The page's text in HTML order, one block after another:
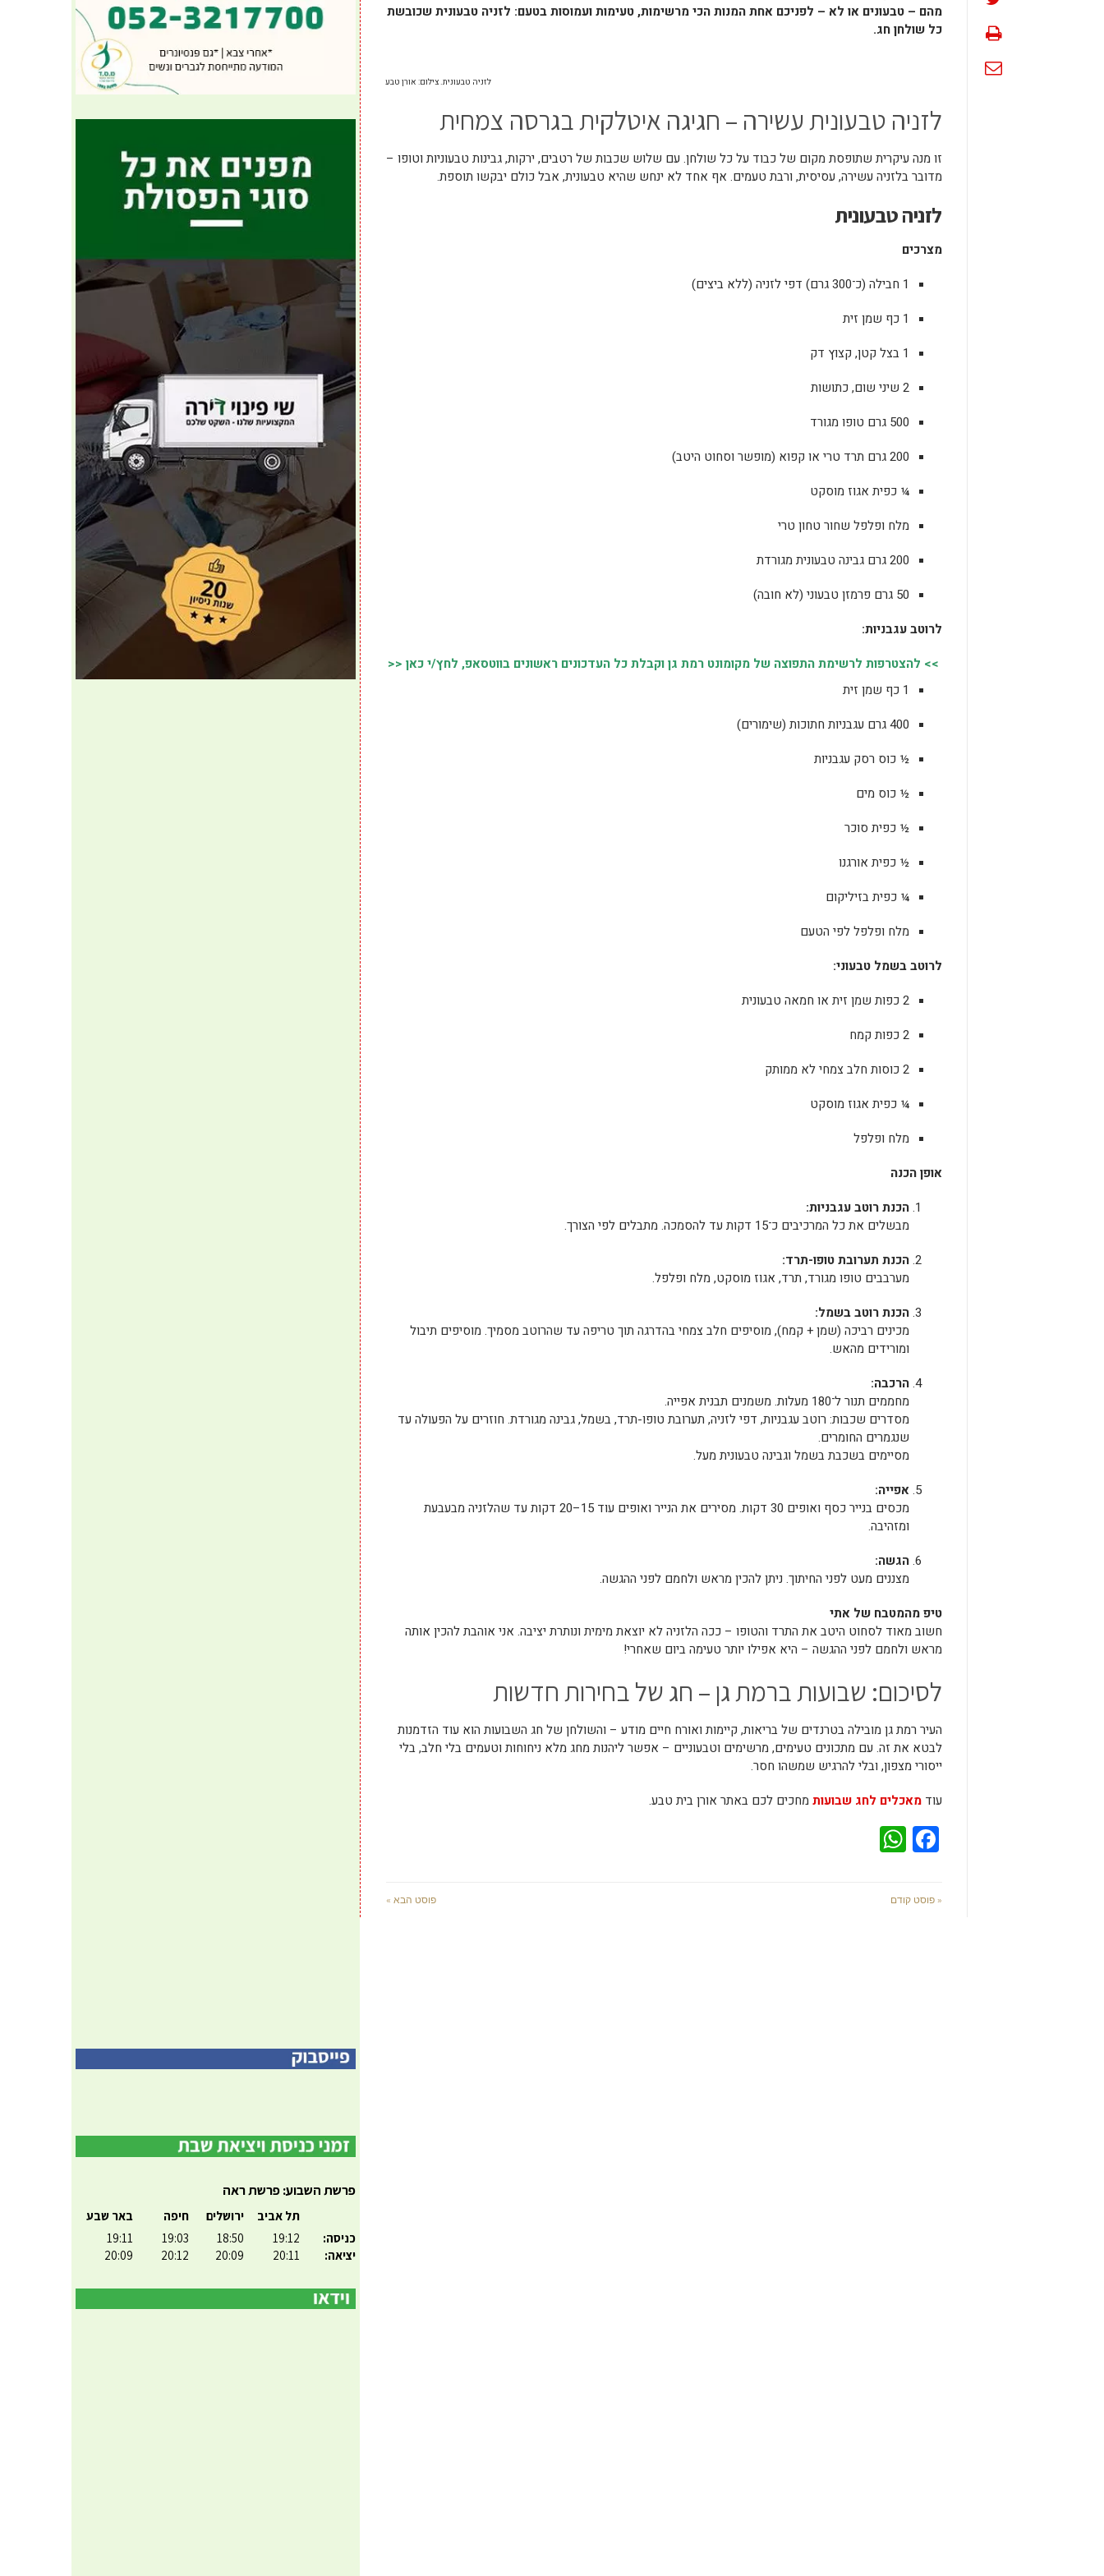
מהם – טבעונים או לא – לפניכם אחת המנות הכי מרשימות, טעימות ועמוסות בטעם: לזניה טבעונית שכובשת
כל שולחן חג.
לזניה טבעונית. צילום: אורן טבע
לזניה טבעונית עשירה – חגיגה איטלקית בגרסה צמחית
זו מנה עיקרית שתופסת מקום של כבוד על כל שולחן. עם שלוש שכבות של רטבים, ירקות, גבינות טבעוניות וטופו –
מדובר בלזניה עשירה, עסיסית, ורבת טעמים. אף אחד לא ינחש שהיא טבעונית, אבל כולם יבקשו תוספת.
לזניה טבעונית
מצרכים
1 חבילה (כ־300 גרם) דפי לזניה (ללא ביצים)
1 כף שמן זית
1 בצל קטן, קצוץ דק
2 שיני שום, כתושות
500 גרם טופו מגורד
200 גרם תרד טרי או קפוא (מופשר וסחוט היטב)
¼ כפית אגוז מוסקט
מלח ופלפל שחור טחון טרי
200 גרם גבינה טבעונית מגורדת
50 גרם פרמזן טבעוני (לא חובה)
לרוטב עגבניות:
>> להצטרפות לרשימת התפוצה של מקומונט רמת גן וקבלת כל העדכונים ראשונים בווטסאפ, לחץ/י כאן <<
1 כף שמן זית
400 גרם עגבניות חתוכות (שימורים)
½ כוס רסק עגבניות
½ כוס מים
½ כפית סוכר
½ כפית אורגנו
¼ כפית בזיליקום
מלח ופלפל לפי הטעם
לרוטב בשמל טבעוני:
2 כפות שמן זית או חמאה טבעונית
2 כפות קמח
2 כוסות חלב צמחי לא ממותק
¼ כפית אגוז מוסקט
מלח ופלפל
אופן הכנה
הכנת רוטב עגבניות:
מבשלים את כל המרכיבים כ־15 דקות עד להסמכה. מתבלים לפי הצורך.
הכנת תערובת טופו-תרד:
מערבבים טופו מגורד, תרד, אגוז מוסקט, מלח ופלפל.
הכנת רוטב בשמל:
מכינים רביכה (שמן + קמח), מוסיפים חלב צמחי בהדרגה תוך טריפה עד שהרוטב מסמיך. מוסיפים תיבול
ומורידים מהאש.
הרכבה:
מחממים תנור ל־180 מעלות. משמנים תבנית אפייה.
מסדרים שכבות: רוטב עגבניות, דפי לזניה, תערובת טופו-תרד, בשמל, גבינה מגורדת. חוזרים על הפעולה עד
שנגמרים החומרים.
מסיימים בשכבת בשמל וגבינה טבעונית מעל.
אפייה:
מכסים בנייר כסף ואופים 30 דקות. מסירים את הנייר ואופים עוד 15–20 דקות עד שהלזניה מבעבעת
ומזהיבה.
הגשה:
מצננים מעט לפני החיתוך. ניתן להכין מראש ולחמם לפני ההגשה.
טיפ מהמטבח של אתי
חשוב מאוד לסחוט היטב את התרד והטופו – ככה הלזניה לא יוצאת מימית ונותרת יציבה. אני אוהבת להכין אותה
מראש ולחמם לפני ההגשה – היא אפילו יותר טעימה ביום שאחרי!
לסיכום: שבועות ברמת גן – חג של בחירות חדשות
העיר רמת גן מובילה בטרנדים של בריאות, קיימות ואורח חיים מודע – והשולחן של חג השבועות הוא עוד הזדמנות
לבטא את זה. עם מתכונים טעימים, מרשימים וטבעוניים – אפשר ליהנות מחג מלא ניחוחות וטעמים בלי חלב, בלי
ייסורי מצפון, ובלי להרגיש שמשהו חסר.
עודמאכלים לחג שבועות מחכים לכם באתר אורן בית טבע.
Facebook
« פוסט קודם פוסט הבא »
פרשת השבוע: פרשת ראה
כניסה:
יציאה:
תל אביב
19:12
20:11
ירושלים
18:50
20:09
חיפה
19:03
20:12
באר שבע
19:11
20:09